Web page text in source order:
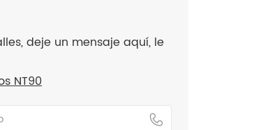
deje un mensaje aquí, le
NT90